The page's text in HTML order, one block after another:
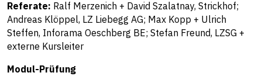
Referate: Ralf Merzenich + David Szalatnay, Strickhof;
Andreas Klöppel, LZ Liebegg AG; Max Kopp + Ulrich
Steffen, Inforama Oeschberg BE; Stefan Freund, LZSG +
externe Kursleiter
Modul-Prüfung